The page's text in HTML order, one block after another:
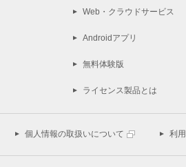
Web・クラウドサービス
Androidアプリ
無料体験版
ライセンス製品とは
個人情報の取扱いについて 利